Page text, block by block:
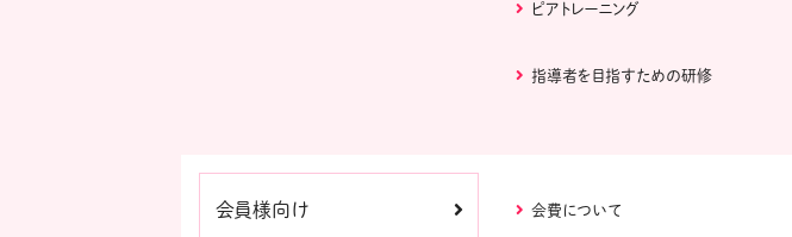
ピアトレーニング
指導者を目指すための研修
会員様向け 会費について